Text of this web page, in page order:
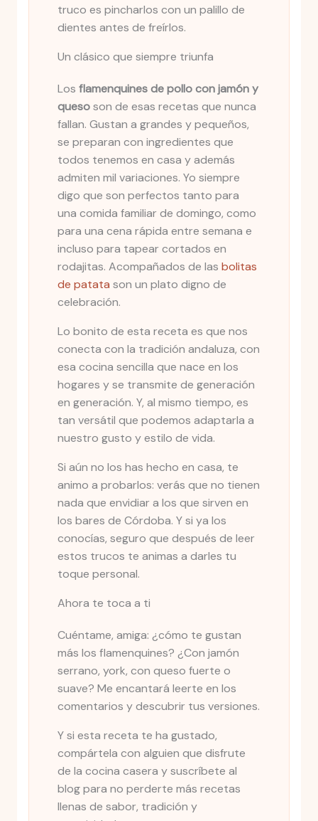
truco es pincharlos con un palillo de
dientes antes de freírlos.
Un clásico que siempre triunfa
Los flamenquines de pollo con jamón y
quesoson de esas recetas que nunca
fallan. Gustan a grandes y pequeños,
se preparan con ingredientes que
todos tenemos en casa y además
admiten mil variaciones. Yo siempre
digo que son perfectos tanto para
una comida familiar de domingo, como
para una cena rápida entre semana e
incluso para tapear cortados en
rodajitas. Acompañados de las bolitas
de patata son un plato digno de
celebración.
Lo bonito de esta receta es que nos
conecta con la tradición andaluza, con
esa cocina sencilla que nace en los
hogares y se transmite de generación
en generación. Y, al mismo tiempo, es
tan versátil que podemos adaptarla a
nuestro gusto y estilo de vida.
Si aún no los has hecho en casa, te
animo a probarlos: verás que no tienen
nada que envidiar a los que sirven en
los bares de Córdoba. Y si ya los
conocías, seguro que después de leer
estos trucos te animas a darles tu
toque personal.
Ahora te toca a ti
Cuéntame, amiga: ¿cómo te gustan
más los flamenquines? ¿Con jamón
serrano, york, con queso fuerte o
suave? Me encantará leerte en los
comentarios y descubrir tus versiones.
Y si esta receta te ha gustado,
compártela con alguien que disfrute
de la cocina casera y suscríbete al
blog para no perderte más recetas
llenas de sabor, tradición y